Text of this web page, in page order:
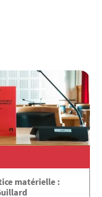
matérielle :